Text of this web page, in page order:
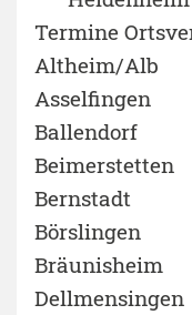
Termine
Altheim/Alb
Asselfingen
Ballendorf
Beimerstetten
Bernstadt
Börslingen
Bräunisheim
Dellmensingen